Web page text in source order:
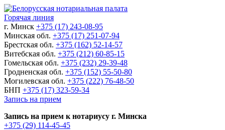
Горячая линия
г. Минск +375 (17) 243-08-95
Минская обл. +375 (17) 251-07-94
Брестская обл. +375 (162) 52-14-57
Витебская обл. +375 (212) 60-85-15
Гомельская обл. +375 (232) 29-39-48
Гродненская обл. +375 (152) 55-50-80
Могилевская обл. +375 (222) 76-48-50
БНП +375 (17) 323-59-34
Запись на прием
Запись на прием к нотариусу г. Минска
+375 (29) 114-45-45